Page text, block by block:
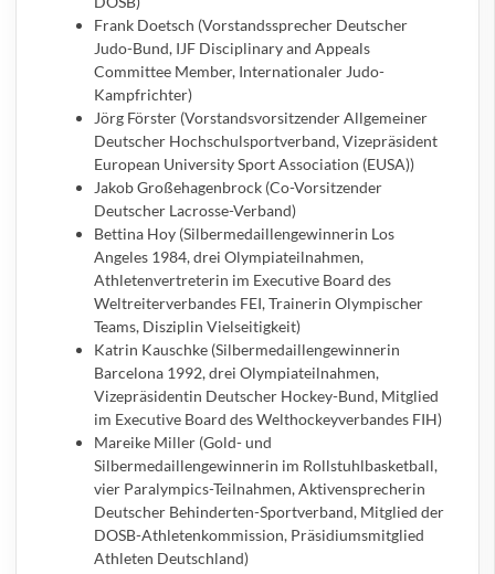
Frank Doetsch (Vorstandssprecher Deutscher
Judo-Bund, IJF Disciplinary and Appeals
Committee Member, Internationaler Judo-
Kampfrichter)
Jörg Förster (Vorstandsvorsitzender Allgemeiner
Deutscher Hochschulsportverband, Vizepräsident
European University Sport Association (EUSA))
Jakob Großehagenbrock (Co-Vorsitzender
Deutscher Lacrosse-Verband)
Bettina Hoy (Silbermedaillengewinnerin Los
Angeles 1984, drei Olympiateilnahmen,
Athletenvertreterin im Executive Board des
Weltreiterverbandes FEI, Trainerin Olympischer
Teams, Disziplin Vielseitigkeit)
Katrin Kauschke (Silbermedaillengewinnerin
Barcelona 1992, drei Olympiateilnahmen,
Vizepräsidentin Deutscher Hockey-Bund, Mitglied
im Executive Board des Welthockeyverbandes FIH)
Mareike Miller (Gold- und
Silbermedaillengewinnerin im Rollstuhlbasketball,
vier Paralympics-Teilnahmen, Aktivensprecherin
Deutscher Behinderten-Sportverband, Mitglied der
DOSB-Athletenkommission, Präsidiumsmitglied
Athleten Deutschland)